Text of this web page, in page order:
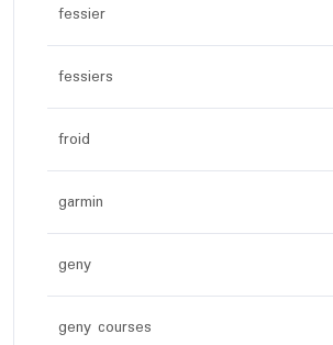
fessier
fessiers
froid
garmin
geny
geny courses